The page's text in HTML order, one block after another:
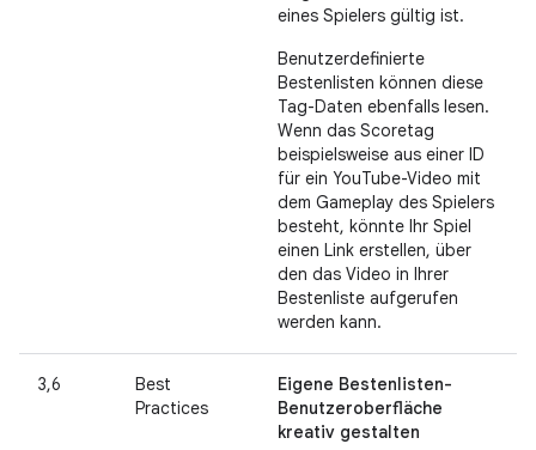
eines Spielers gültig ist.
Benutzerdefinierte
Bestenlisten können diese
Tag-Daten ebenfalls lesen.
Wenn das Scoretag
beispielsweise aus einer ID
für ein YouTube-Video mit
dem Gameplay des Spielers
besteht, könnte Ihr Spiel
einen Link erstellen, über
den das Video in Ihrer
Bestenliste aufgerufen
werden kann.
3,6
Best
Practices
Eigene Bestenlisten-
Benutzeroberfläche
kreativ gestalten